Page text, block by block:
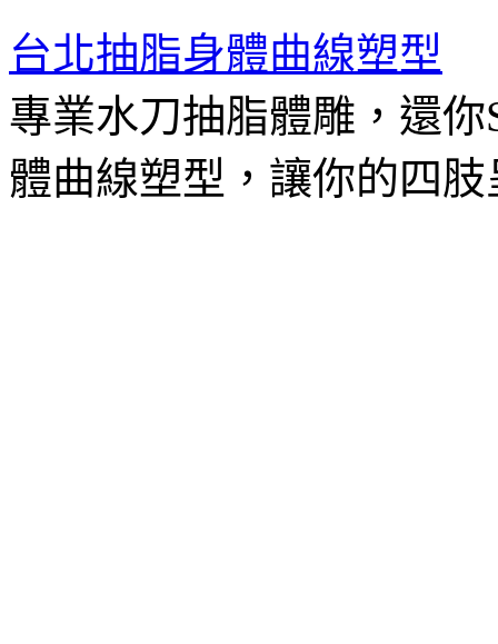
台北抽脂身體曲線塑型
專業水刀抽脂體雕，還
體曲線塑型，讓你的四